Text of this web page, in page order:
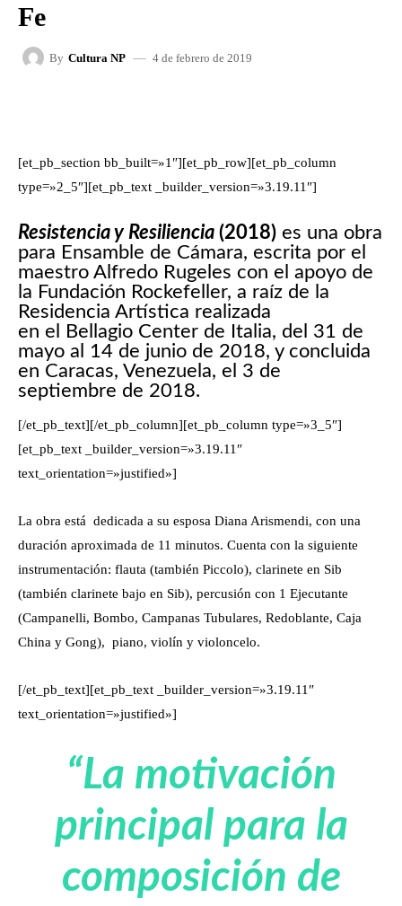
Fe
By Cultura NP 4 de febrero de 2019
[et_pb_section bb_built=»1″][et_pb_row][et_pb_column
type=»2_5″][et_pb_text _builder_version=»3.19.11″]
Resistencia y Resiliencia (2018) es una obra
para Ensamble de Cámara, escrita por el
maestro Alfredo Rugeles con el apoyo de
la Fundación Rockefeller, a raíz de la
Residencia Artística realizada
en el Bellagio Center de Italia, del 31 de
mayo al 14 de junio de 2018, y concluida
en Caracas, Venezuela, el 3 de
septiembre de 2018.
[/et_pb_text][/et_pb_column][et_pb_column type=»3_5″]
[et_pb_text _builder_version=»3.19.11″
text_orientation=»justified»]
La obra está dedicada a su esposa Diana Arismendi, con una
duración aproximada de 11 minutos. Cuenta con la siguiente
instrumentación: flauta (también Piccolo), clarinete en Sib
(también clarinete bajo en Sib), percusión con 1 Ejecutante
(Campanelli, Bombo, Campanas Tubulares, Redoblante, Caja
China y Gong), piano, violín y violoncelo.
[/et_pb_text][et_pb_text _builder_version=»3.19.11″
text_orientation=»justified»]
“La motivación
principal para la
composición de